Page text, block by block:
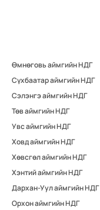
Өмнөговь аймгийн НДГ
Сүхбаатар аймгийн НДГ
Сэлэнгэ аймгийн НДГ
Төв аймгийн НДГ
Увс аймгийн НДГ
Ховд аймгийн НДГ
Хөвсгөл аймгийн НДГ
Хэнтий аймгийн НДГ
Дархан-Уул аймгийн НДГ
Орхон аймгийн НДГ